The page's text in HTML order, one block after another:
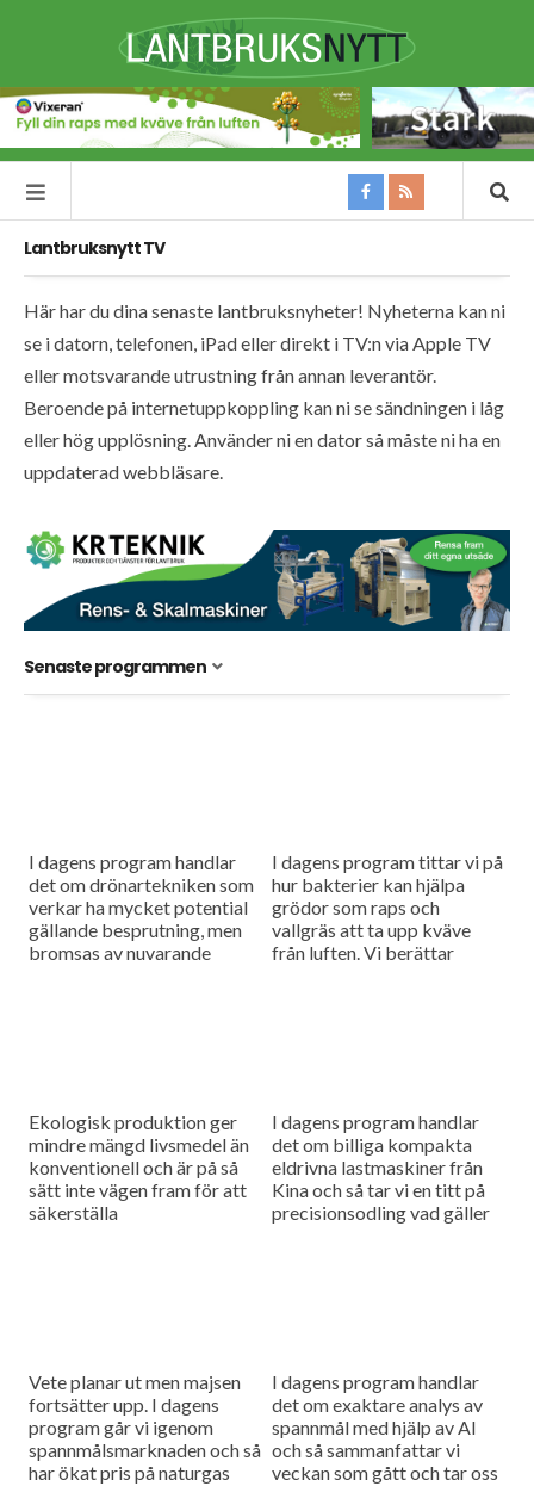
Lantbruksnytt TV
Här har du dina senaste lantbruksnyheter! Nyheterna kan ni
se i datorn, telefonen, iPad eller direkt i TV:n via Apple TV
eller motsvarande utrustning från annan leverantör.
Beroende på internetuppkoppling kan ni se sändningen i låg
eller hög upplösning. Använder ni en dator så måste ni ha en
uppdaterad webbläsare.
Senaste programmen
I dagens program handlar
det om drönartekniken som
verkar ha mycket potential
gällande besprutning, men
bromsas av nuvarande
I dagens program tittar vi på
hur bakterier kan hjälpa
grödor som raps och
vallgräs att ta upp kväve
från luften. Vi berättar
Ekologisk produktion ger
mindre mängd livsmedel än
konventionell och är på så
sätt inte vägen fram för att
säkerställa
I dagens program handlar
det om billiga kompakta
eldrivna lastmaskiner från
Kina och så tar vi en titt på
precisionsodling vad gäller
Vete planar ut men majsen
fortsätter upp. I dagens
program går vi igenom
spannmålsmarknaden och så
har ökat pris på naturgas
I dagens program handlar
det om exaktare analys av
spannmål med hjälp av AI
och så sammanfattar vi
veckan som gått och tar oss